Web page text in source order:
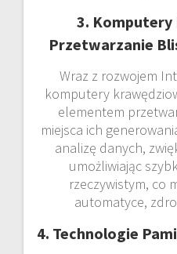
3. Komputery
Przetwarzanie
Wraz z rozwojem
komputery
elementem
miejsca ich
analizę danych,
umożliwiając
rzeczywistym, co
automatyce,
4. Technologie